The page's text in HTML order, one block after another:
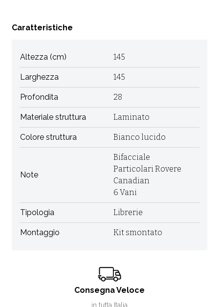
Caratteristiche
Altezza (cm) 145
Larghezza 145
Profondita 28
Materiale struttura Laminato
Colore struttura Bianco lucido
Note
Bifacciale
Particolari Rovere
Canadian
6 Vani
Tipologia Librerie
Montaggio Kit smontato
Consegna Veloce
in tutta Italia